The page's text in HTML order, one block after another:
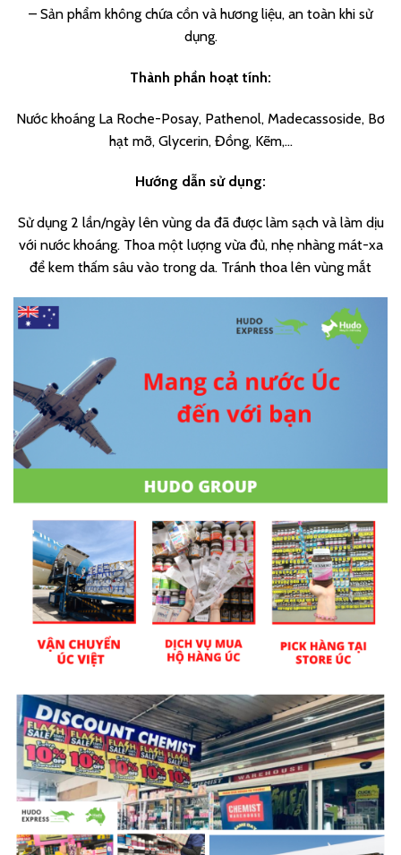
– Sản phẩm không chứa cồn và hương liệu, an toàn khi sử
dụng.
Thành phần hoạt tính:
Nước khoáng La Roche-Posay, Pathenol, Madecassoside, Bơ
hạt mỡ, Glycerin, Đồng, Kẽm,…
Hướng dẫn sử dụng:
Sử dụng 2 lần/ngày lên vùng da đã được làm sạch và làm dịu
với nước khoáng. Thoa một lượng vừa đủ, nhẹ nhàng mát-xa
để kem thấm sâu vào trong da. Tránh thoa lên vùng mắt